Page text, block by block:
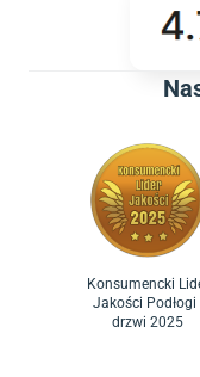
Konsumencki
Jakości Podłogi
drzwi 2025